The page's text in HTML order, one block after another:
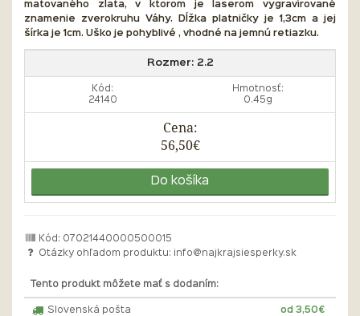
matovaného zlata, v ktorom je laserom vygravírované
znamenie zverokruhu Váhy. Dĺžka platničky je 1,3cm a jej
šírka je 1cm. Uško je pohyblivé , vhodné na jemnú retiazku.
Rozmer: 2.2
Kód:
24140
Hmotnosť:
0.45g
Cena:
56,50€
Do košíka
Kód: 07021440000500015
Otázky ohľadom produktu:
info@najkrajsiesperky.sk
Tento produkt môžete mať s dodaním:
Slovenská pošta od 3,50€